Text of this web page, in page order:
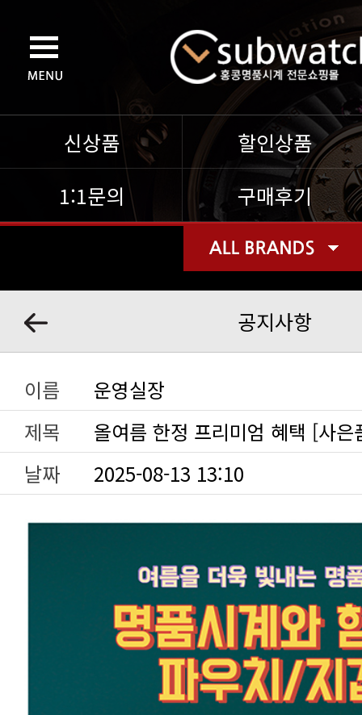
신상품
할인상품
1:1문의
구매후기
공지사항
이름
운영실장
제목
올여름 한정 프리미엄 혜택 [사은
날짜
2025-08-13 13:10